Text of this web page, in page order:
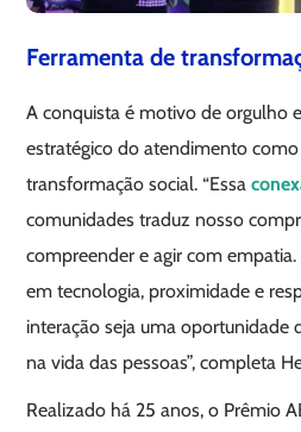
Ferramenta de
A conquista é motivo de orgulho
estratégico do atendimento
transformação social. “Essa
comunidades traduz nosso
compreender e agir com
em tecnologia, proximidade e
interação seja uma oportunidade
na vida das pessoas”, completa
Realizado há 25 anos, o Prêmio